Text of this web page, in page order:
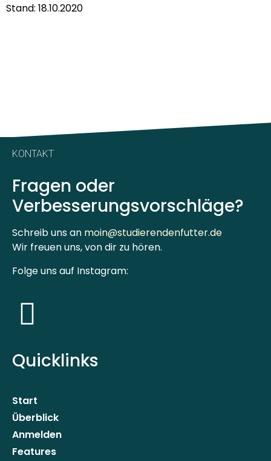
Stand: 18.10.2020
KONTAKT
Fragen oder
Verbesserungsvorschläge?
Schreib uns an moin@studierendenfutter.de
Wir freuen uns, von dir zu hören.
Folge uns auf Instagram:
Quicklinks
Start
Überblick
Anmelden
Features